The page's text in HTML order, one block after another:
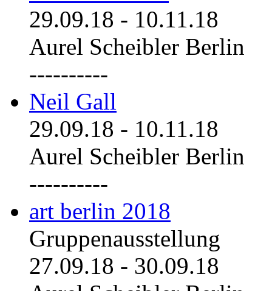
29.09.18 - 10.11.18
Aurel Scheibler Berlin
----------
Neil Gall
29.09.18 - 10.11.18
Aurel Scheibler Berlin
----------
art berlin 2018
Gruppenausstellung
27.09.18 - 30.09.18